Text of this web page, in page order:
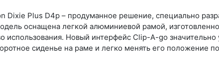
Dixie Plus D4p – продуманное решение, специально
оснащена легкой алюминиевой рамой,
использования. Новый интерфейс Clip-A-go
сиденье на раме и легко менять его положение